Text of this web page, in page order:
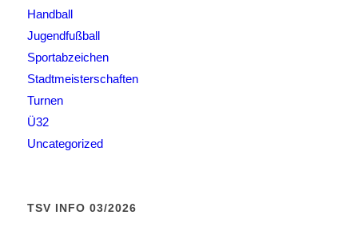
Handball
Jugendfußball
Sportabzeichen
Stadtmeisterschaften
Turnen
Ü32
Uncategorized
TSV INFO 03/2026